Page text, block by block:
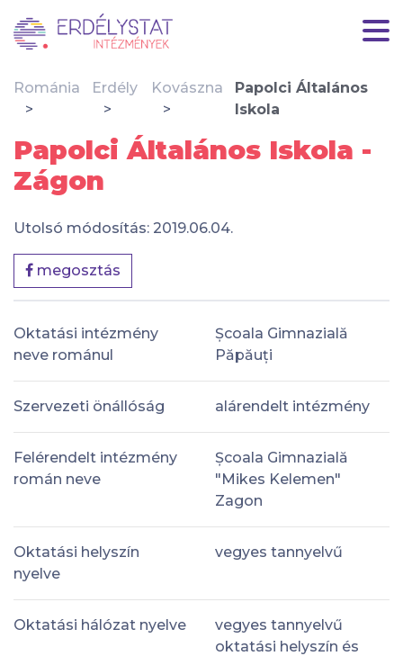
Románia Erdély Kovászna
Papolci Általános
Iskola
Papolci Általános Iskola -
Zágon
Utolsó módosítás: 2019.06.04.
megosztás
Oktatási intézmény
neve románul
Școala Gimnazială
Păpăuți
Szervezeti önállóság alárendelt intézmény
Felérendelt intézmény
román neve
Școala Gimnazială
"Mikes Kelemen"
Zagon
Oktatási helyszín
nyelve
vegyes tannyelvű
Oktatási hálózat nyelve
vegyes tannyelvű
oktatási helyszín és